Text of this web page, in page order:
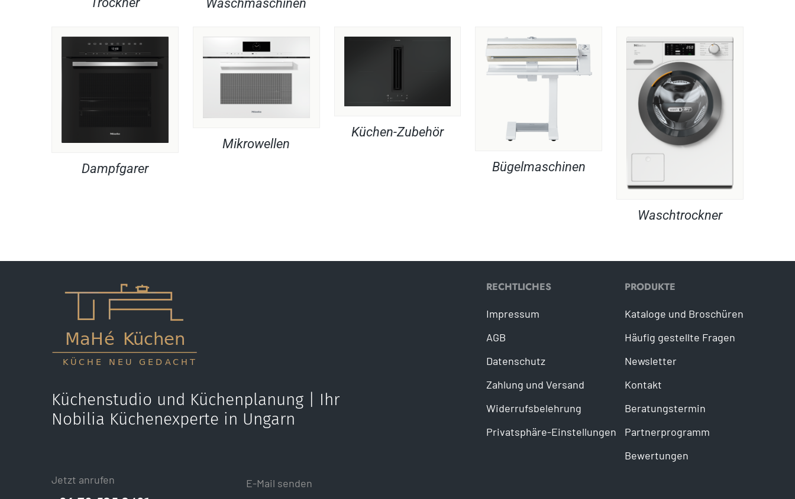
Waschmaschinen
Dampfgarer
Mikrowellen
Küchen-Zubehör
Bügelmaschinen
Waschtrockner
Küchenstudio und Küchenplanung | Ihr
Nobilia Küchenexperte in Ungarn
Jetzt anrufen E-Mail senden
RECHTLICHES
Impressum
AGB
Datenschutz
Zahlung und Versand
Widerrufsbelehrung
Privatsphäre-Einstellungen
PRODUKTE
Kataloge und Broschüren
Häufig gestellte Fragen
Newsletter
Kontakt
Beratungstermin
Partnerprogramm
Bewertungen